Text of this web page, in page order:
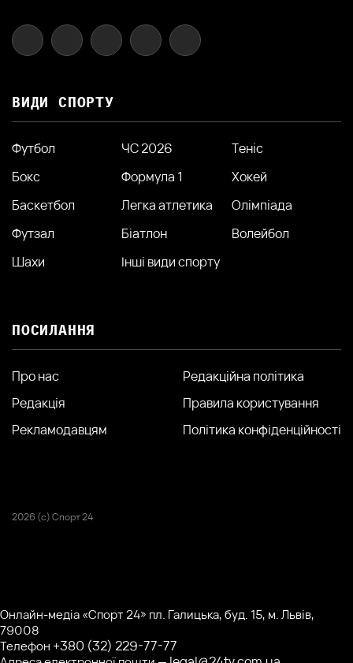
ВИДИ СПОРТУ
Футбол ЧС 2026
Теніс
Бокс
Формула 1
Хокей
Баскетбол
Легка атлетика
Олімпіада
Футзал
Біатлон
Волейбол
Шахи
Інші види спорту
ПОСИЛАННЯ
Про нас
Редакція
Рекламодавцям
Редакційна політика
Правила користування
Політика конфіденційності
2026 (с) Спорт 24
Онлайн-медіа «Спорт 24» пл. Галицька, буд. 15, м. Львів,
79008
Телефон +380 (32) 229-77-77